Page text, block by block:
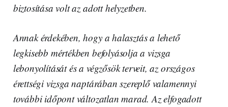
biztosítása volt az adott helyzetben.
Annak érdekében, hogy a halasztás a lehető
legkisebb mértékben befolyásolja a vizsga
lebonyolítását és a végzősök terveit, az országos
érettségi vizsga naptárában szereplő valamennyi
további időpont változatlan marad. Az elfogadott